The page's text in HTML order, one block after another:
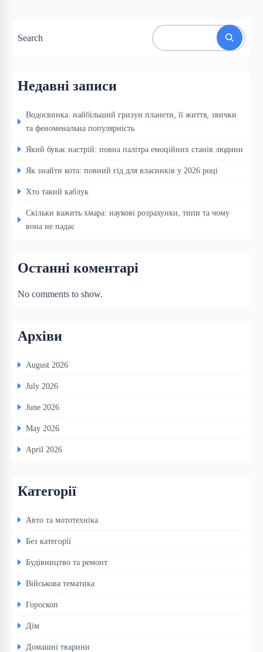
Search
Недавні записи
Водосвинка: найбільший гризун планети, її життя, звички
та феноменальна популярність
Який буває настрій: повна палітра емоційних станів людини
Як знайти кота: повний гід для власників у 2026 році
Хто такий каблук
Скільки важить хмара: наукові розрахунки, типи та чому
вона не падає
Останні коментарі
No comments to show.
Архіви
August 2026
July 2026
June 2026
May 2026
April 2026
Категорії
Авто та мототехніка
Без категорії
Будівництво та ремонт
Військова тематика
Гороскоп
Дім
Домашні тварини